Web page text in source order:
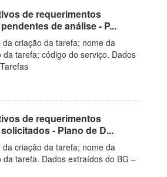
de requerimentos
de análise - P...
criação da tarefa; nome da
da tarefa; código do serviço. Dados
de requerimentos
- Plano de D...
criação da tarefa; nome da
da tarefa. Dados extraídos do BG –